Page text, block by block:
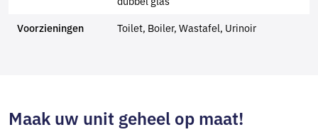
Voorzieningen Toilet, Boiler, Wastafel, Urinoir
Maak uw unit geheel op maat!